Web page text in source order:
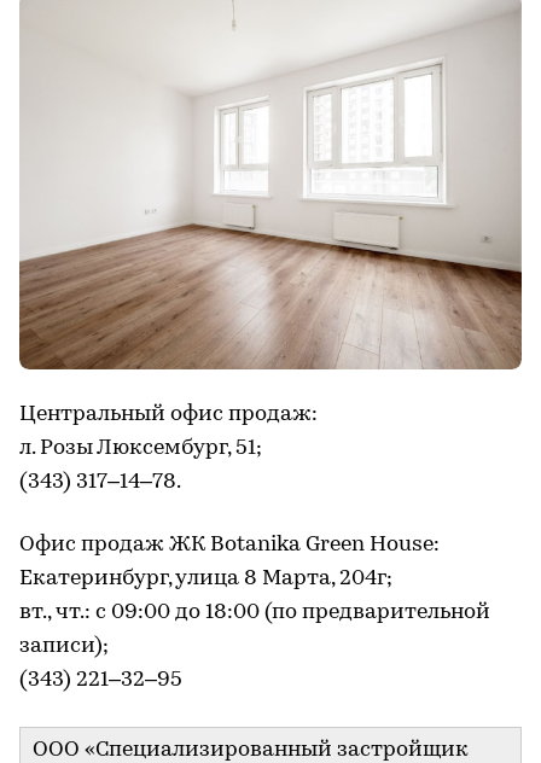
Центральный офис продаж:
л. Розы Люксембург, 51;
(343) 317–14–78.
Офис продаж ЖК Botanika Green House:
Екатеринбург, улица 8 Марта, 204г;
вт., чт.: с 09:00 до 18:00 (по предварительной
записи);
(343) 221–32–95
ООО «Специализированный застройщик